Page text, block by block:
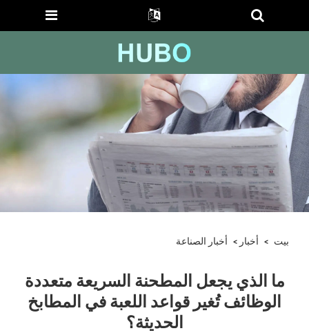
بيت > أخبار > أخبار الصناعة
ما الذي يجعل المطحنة السريعة متعددة
الوظائف تُغير قواعد اللعبة في المطابخ
الحديثة؟